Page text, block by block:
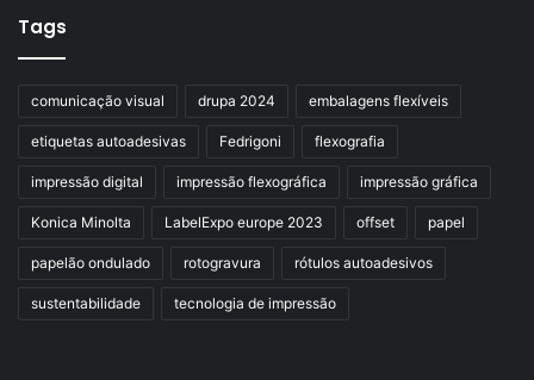
Tags
comunicação visual drupa 2024 embalagens flexíveis
etiquetas autoadesivas Fedrigoni flexografia
impressão digital impressão flexográfica impressão gráfica
Konica Minolta LabelExpo europe 2023 offset papel
papelão ondulado rotogravura rótulos autoadesivos
sustentabilidade tecnologia de impressão